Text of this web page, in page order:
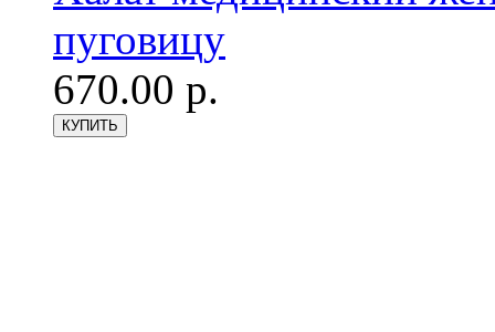
пуговицу
670.00 р.